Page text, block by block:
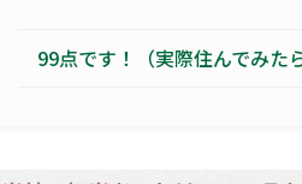
99点です！（実際住んでみた